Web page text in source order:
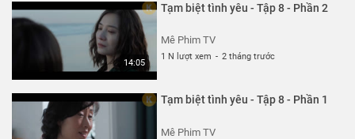
14:05
Tạm biệt tình yêu - Tập 8 - Phần 2
Mê Phim TV
1 N lượt xem - 2 tháng trước
Tạm biệt tình yêu - Tập 8 - Phần 1
Mê Phim TV